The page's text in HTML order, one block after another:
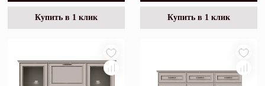
Купить в 1 клик Купить в 1 клик